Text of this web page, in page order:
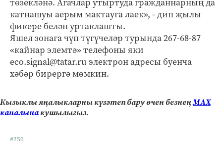
катнашуы аерым мактауга лаек», - дип җылы
фикере белән уртаклашты.
Яшел зонага чүп түгүчеләр турында 267-68-87
«кайнар элемтә» телефоны яки
eco.signal@tatar.ru электрон адресы буенча
хәбәр бирергә мөмкин.
Кызыклы яңалыкларны күзәтеп бару өчен безнеңМАХ
каналынакушылыгыз.
#250